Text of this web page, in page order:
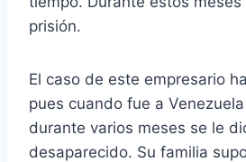
prisión.
El caso de este empresario
pues cuando fue a
durante varios meses se le
desaparecido. Su familia